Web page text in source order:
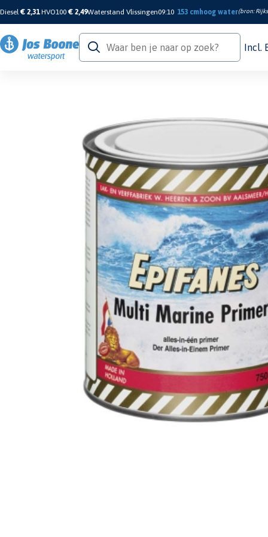
Diesel€ 2,31 HVO100 € 2,49Waterstand Vlissingen09:10 153 cm hoog water(bron:
Incl.